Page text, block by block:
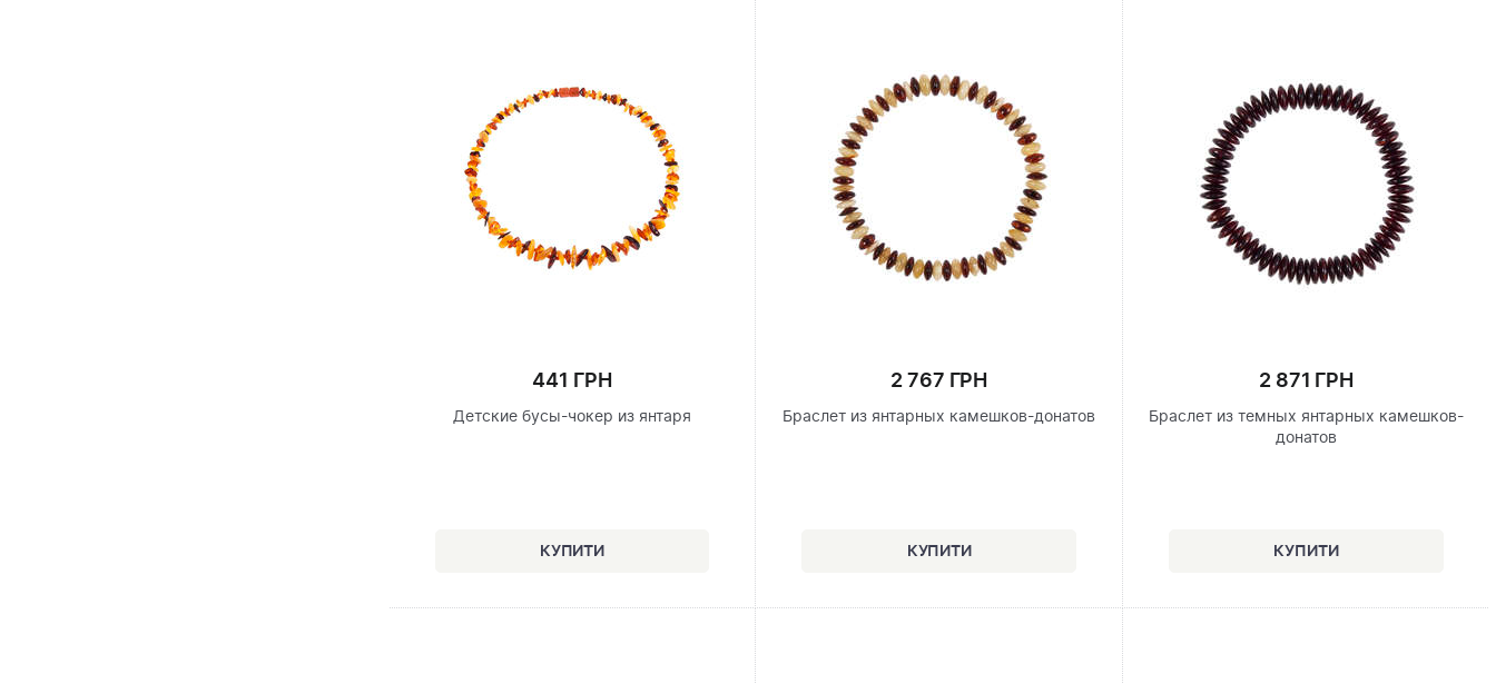
441 ГРН
Детские бусы-чокер из янтаря
2 767 ГРН
Браслет из янтарных камешков-донатов
2 871 ГРН
Браслет из темных янтарных камешков-
донатов